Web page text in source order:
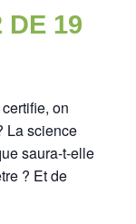
DE 19
on
La science
saura-t-elle
? Et de